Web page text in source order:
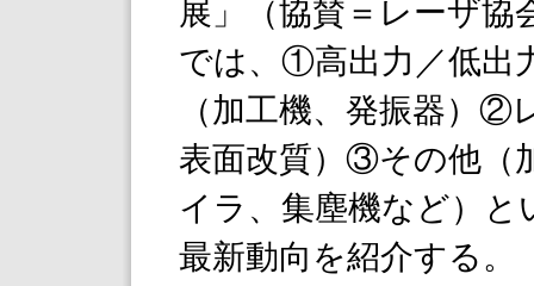
展」（協賛＝レーザ協
では、①高出力／低出
（加工機、発振器）②
表面改質）③その他（
イラ、集塵機など）
最新動向を紹介する。